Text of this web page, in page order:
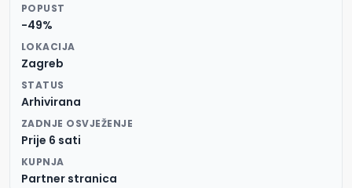
POPUST
-49%
LOKACIJA
Zagreb
STATUS
Arhivirana
ZADNJE OSVJEŽENJE
Prije 6 sati
KUPNJA
Partner stranica